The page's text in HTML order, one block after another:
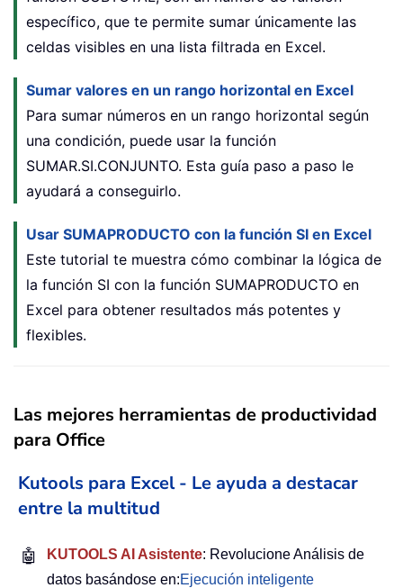
específico, que te permite sumar únicamente las
celdas visibles en una lista filtrada en Excel.
Sumar valores en un rango horizontal en Excel
Para sumar números en un rango horizontal según
una condición, puede usar la función
SUMAR.SI.CONJUNTO. Esta guía paso a paso le
ayudará a conseguirlo.
Usar SUMAPRODUCTO con la función SI en Excel
Este tutorial te muestra cómo combinar la lógica de
la función SI con la función SUMAPRODUCTO en
Excel para obtener resultados más potentes y
flexibles.
Las mejores herramientas de productividad
para Office
Kutools para Excel - Le ayuda a destacar
entre la multitud
🤖 KUTOOLS AI Asistente: Revolucione Análisis de
datos basándose en:Ejecución inteligente